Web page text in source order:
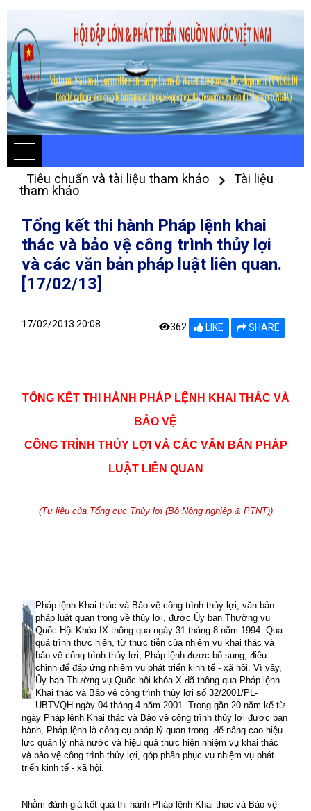
Tiêu chuẩn và tài liệu tham khảo
Tài liệu
tham khảo
Tổng kết thi hành Pháp lệnh khai
thác và bảo vệ công trình thủy lợi
và các văn bản pháp luật liên quan.
[17/02/13]
17/02/2013 20:08 362 LIKE SHARE
TỔNG KẾT THI HÀNH PHÁP LỆNH KHAI THÁC VÀ
BẢO VỆ
CÔNG TRÌNH THỦY LỢI VÀ CÁC VĂN BẢN PHÁP
LUẬT LIÊN QUAN
(Tư liệu của Tổng cục Thủy lợi (Bộ Nông nghiệp & PTNT))
Pháp lệnh Khai thác và Bảo vệ công trình thủy lợi, văn bản
pháp luật quan trọng về thủy lợi, được Ủy ban Thường vụ
Quốc Hội Khóa IX thông qua ngày 31 tháng 8 năm 1994. Qua
quá trình thực hiện, từ thực tiễn của nhiệm vụ khai thác và
bảo vệ công trình thủy lợi, Pháp lệnh được bổ sung, điều
chỉnh để đáp ứng nhiệm vụ phát triển kinh tế - xã hội. Vì vậy,
Ủy ban Thường vụ Quốc hội khóa X đã thông qua Pháp lệnh
Khai thác và Bảo vệ công trình thủy lợi số 32/2001/PL-
UBTVQH ngày 04 tháng 4 năm 2001. Trong gần 20 năm kể từ
ngày Pháp lệnh Khai thác và Bảo vệ công trình thủy lợi được ban
hành, Pháp lệnh là công cụ pháp lý quan trọng để nâng cao hiệu
lực quản lý nhà nước và hiệu quả thực hiện nhiệm vụ khai thác
và bảo vệ công trình thủy lợi, góp phần phục vụ nhiệm vụ phát
triển kinh tế - xã hội.
Nhằm đánh giá kết quả thi hành Pháp lệnh Khai thác và Bảo vệ